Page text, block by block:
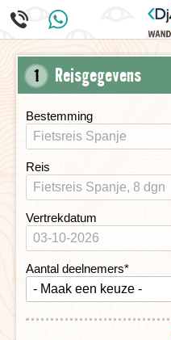
1 Reisgegevens
Bestemming
Reis
Vertrekdatum
Aantal deelnemers*